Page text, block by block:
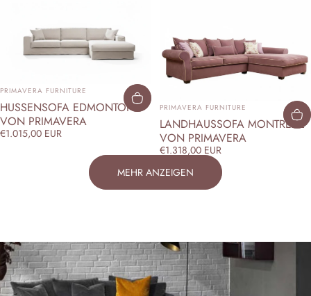
ANBIETER:
PRIMAVERA FURNITURE
HUSSENSOFA EDMONTON
VON PRIMAVERA
€1.015,00 EUR
ANBIETER:
PRIMAVERA FURNITURE
LANDHAUSSOFA MONTREAL
VON PRIMAVERA
€1.318,00 EUR
MEHR ANZEIGEN